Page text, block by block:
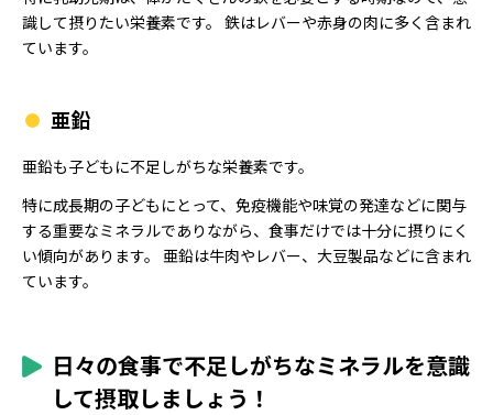
識して摂りたい栄養素です。 鉄はレバーや赤身の肉に多く含まれ
ています。
亜鉛
亜鉛も子どもに不足しがちな栄養素です。
特に成長期の子どもにとって、免疫機能や味覚の発達などに関与
する重要なミネラルでありながら、食事だけでは十分に摂りにく
い傾向があります。 亜鉛は牛肉やレバー、大豆製品などに含まれ
ています。
日々の食事で不足しがちなミネラルを意識
して摂取しましょう！